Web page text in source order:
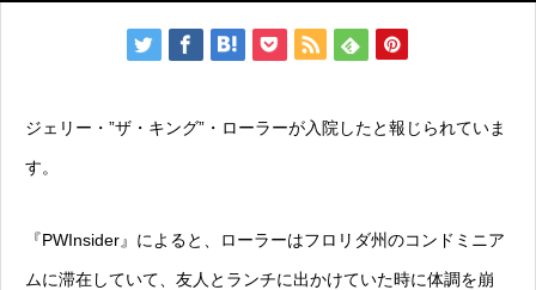
ジェリー・”ザ・キング”・ローラーが入院したと報じられていま
す。
『PWInsider』によると、ローラーはフロリダ州のコンドミニア
ムに滞在していて、友人とランチに出かけていた時に体調を崩